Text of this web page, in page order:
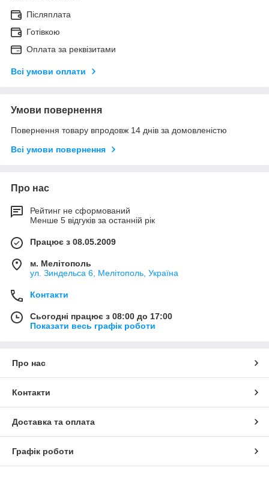
Післяплата
Готівкою
Оплата за реквізитами
Всі умови оплати
Умови повернення
Повернення товару впродовж 14 днів за домовленістю
Всі умови повернення
Про нас
Рейтинг не сформований
Менше 5 відгуків за останній рік
Працює з 08.05.2009
м. Мелітополь
ул. Зиндельса 6, Мелітополь, Україна
Контакти
Сьогодні працює з 08:00 до 17:00
Показати весь графік роботи
Про нас
Контакти
Доставка та оплата
Графік роботи